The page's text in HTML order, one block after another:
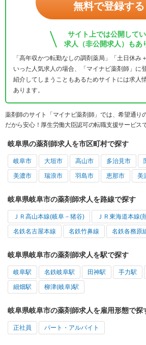
無料で登録する
サイト上では公開して
求人（非公開求人）もあ
「高年収かつ転勤なしの調剤薬局」「土日休み
いった人気求人の場合、「マイナビ薬剤師」に
紹介してしまうこともあるためサイトには求人
あります。
薬剤師のサイト「マイナビ薬剤師」では、希望通り
だから安心！厚生労働大臣認可の転職支援サービスで
岐阜県の薬剤師求人を市区町村で探す
岐阜市 大垣市 高山市 多治見市
美濃市 瑞浪市 羽島市 恵那市 美
岐阜県岐阜市の薬剤師求人を路線で探す
ＪＲ高山本線(岐阜－猪谷) ＪＲ東海道本線(
名鉄名古屋本線 名鉄竹鼻線 名鉄各務原
岐阜県岐阜市の薬剤師求人を駅で探す
岐阜駅 名鉄岐阜駅 田神駅 手力駅
細畑駅 柳津(岐阜)駅
岐阜県岐阜市の薬剤師求人を雇用形態で探
正社員 パート・アルバイト